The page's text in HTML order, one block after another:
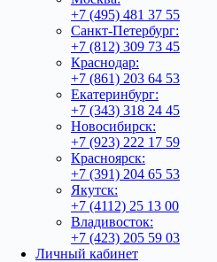
+7 (495) 481 37 55
Санкт-Петербург:
+7 (812) 309 73 45
Краснодар:
+7 (861) 203 64 53
Екатеринбург:
+7 (343) 318 24 45
Новосибирск:
+7 (923) 222 17 59
Красноярск:
+7 (391) 204 65 53
Якутск:
+7 (4112) 25 13 00
Владивосток:
+7 (423) 205 59 03
Личный кабинет